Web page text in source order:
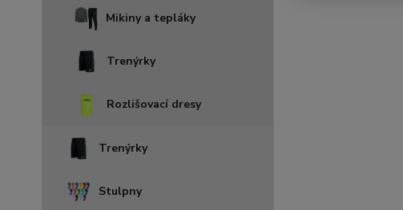
Mikiny a tepláky
Trenýrky
Rozlišovací dresy
Trenýrky
Stulpny